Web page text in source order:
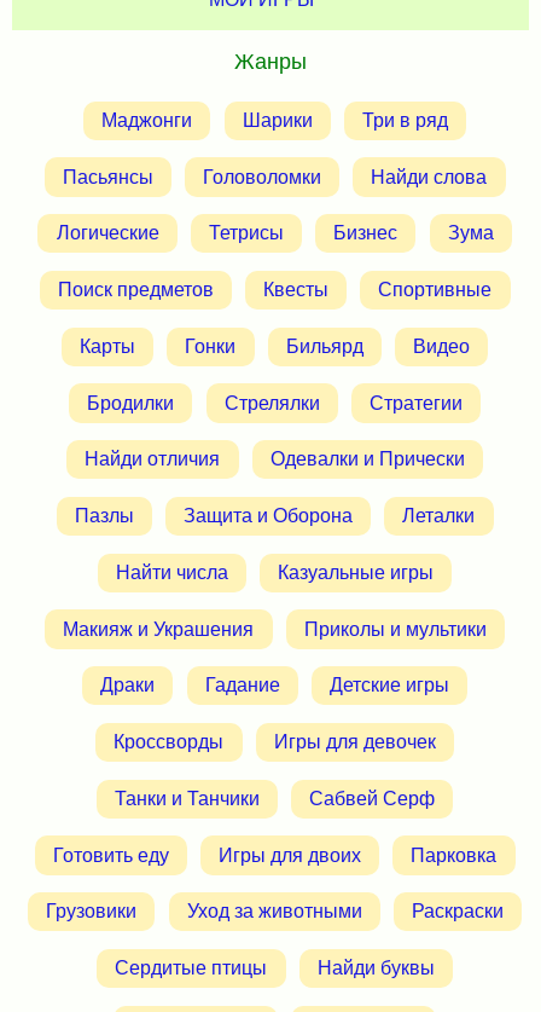
Жанры
Маджонги Шарики Три в ряд
Пасьянсы Головоломки Найди слова
Логические Тетрисы Бизнес Зума
Поиск предметов Квесты Спортивные
Карты Гонки Бильярд Видео
Бродилки Стрелялки Стратегии
Найди отличия Одевалки и Прически
Пазлы Защита и Оборона Леталки
Найти числа Казуальные игры
Макияж и Украшения Приколы и мультики
Драки Гадание Детские игры
Кроссворды Игры для девочек
Танки и Танчики Сабвей Серф
Готовить еду Игры для двоих Парковка
Грузовики Уход за животными Раскраски
Сердитые птицы Найди буквы